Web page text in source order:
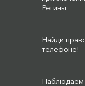
Регины
Найди
телефоне!
Наблюдаем